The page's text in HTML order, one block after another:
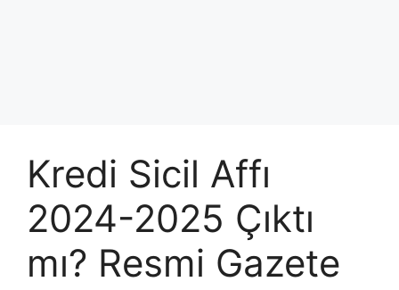
Kredi Sicil Affı
2024-2025 Çıktı
mı? Resmi Gazete